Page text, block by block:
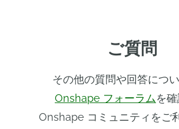
ご質問
その他の質問や回答につい
Onshape フォーラムを確
Onshape コミュニティをご